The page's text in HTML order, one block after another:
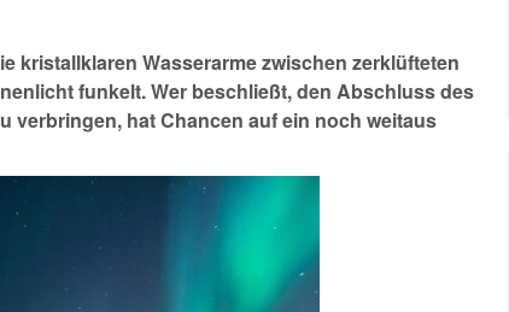
kristallklaren Wasserarme zwischen zerklüfteten
funkelt. Wer beschließt, den Abschluss des
verbringen, hat Chancen auf ein noch weitaus